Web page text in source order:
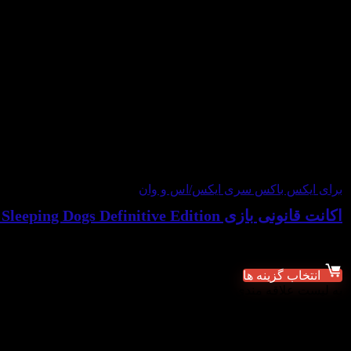
برای ایکس باکس سری ایکس/اس و وان
اکانت قانونی بازی Sleeping Dogs Definitive Edition برای Xbox
انتخاب گزینه ها